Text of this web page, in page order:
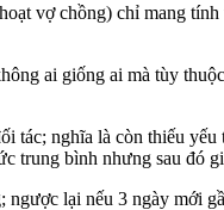
vợ chồng) chỉ mang
ai giống ai mà tùy
nghĩa là còn thiếu
trung bình nhưng sau đó
lại nếu 3 ngày mới